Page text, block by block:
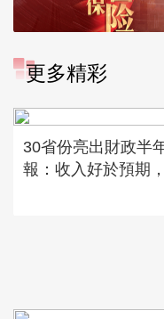
更多精彩
30省份亮出財政半
報：收入好於預期